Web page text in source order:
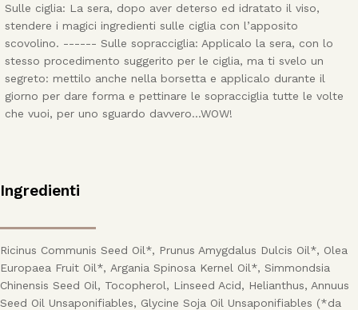
Sulle ciglia: La sera, dopo aver deterso ed idratato il viso,
stendere i magici ingredienti sulle ciglia con l’apposito
scovolino. ------ Sulle sopracciglia: Applicalo la sera, con lo
stesso procedimento suggerito per le ciglia, ma ti svelo un
segreto: mettilo anche nella borsetta e applicalo durante il
giorno per dare forma e pettinare le sopracciglia tutte le volte
che vuoi, per uno sguardo davvero...WOW!
Ingredienti
Ricinus Communis Seed Oil*, Prunus Amygdalus Dulcis Oil*, Olea
Europaea Fruit Oil*, Argania Spinosa Kernel Oil*, Simmondsia
Chinensis Seed Oil, Tocopherol, Linseed Acid, Helianthus, Annuus
Seed Oil Unsaponifiables, Glycine Soja Oil Unsaponifiables (*da